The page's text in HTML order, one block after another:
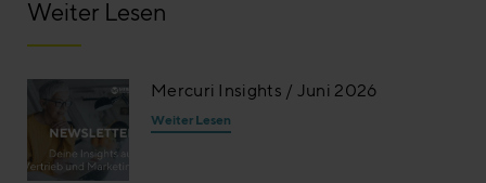
Weiter Lesen
Mercuri Insights / Juni 2026
Weiter Lesen